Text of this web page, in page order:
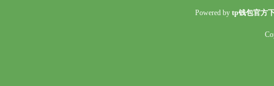
Powered by tp钱包官方